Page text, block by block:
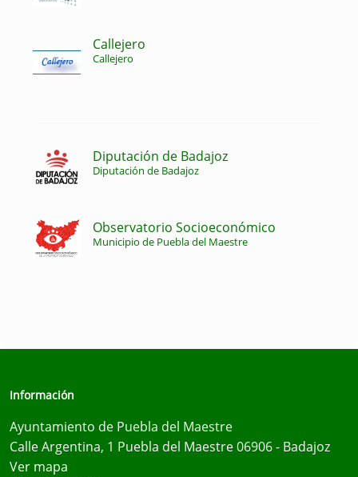
Callejero
Callejero
Diputación de Badajoz
Diputación de Badajoz
Observatorio Socioeconómico
Municipio de Puebla del Maestre
Información
Ayuntamiento de Puebla del Maestre
Calle Argentina, 1 Puebla del Maestre 06906 - Badajoz
Ver mapa